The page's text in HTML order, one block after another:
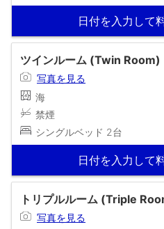
日付を入力して
ツインルーム (Twin Room)
写真を見る
海
禁煙
シングルベッド 2台
日付を入力して
トリプルルーム (Triple
写真を見る